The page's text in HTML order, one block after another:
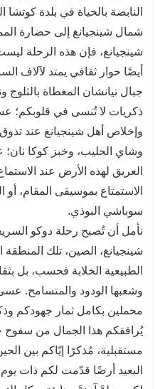
النابضة بالحياة في بلدة
شمال شينجيانغ إلى حضارة
شينجيانغ، فإن هذه الرحلة
أيضًا حوار ثقافي يمتد لآلاف
جبال تيانشان المغطاة بالثلوج
ذكريات لا تُنسى في قلوبكم؛
وإخلاص أهل شينجيانغ عند
وشاي الحليب، وخبز كوكا
العريق لهذه الأرض عند
الاستمتاع بموسيقى المقام،
سوباشي البوذي.
نأمل أن تُصبح رحلة دوكو
شينجيانغ، الصين، تلك المنطقة
الطبيعية الخلابة فحسب، بل
وشعبها الودود والمتسامح.
محملين بكامل ثمار جهودكم
يُرافقكم هذا الجمال من سفوح
مستقبلية، مُذكرًا إيّاكم بين
البعيد أرضًا قدّمت لكم ذات